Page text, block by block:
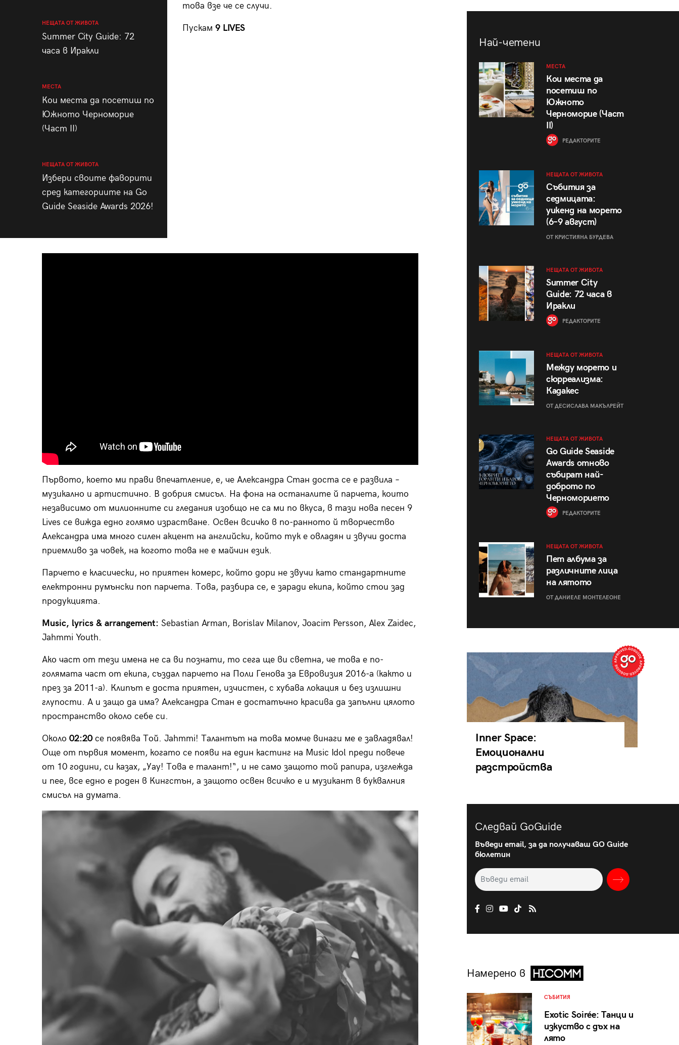
НЕЩАТА ОТ ЖИВОТА
Summer City Guide: 72
часа в Иракли
МЕСТА
Кои места да посетиш по
Южното Черноморие
(Част II)
НЕЩАТА ОТ ЖИВОТА
Избери своите фаворити
сред категориите на Go
Guide Seaside Awards 2026!
това взе че се случи.
Пускам 9 LIVES
Първото, което ми прави впечатление, е, че Александра Стан доста се е развила –
музикално и артистично. В добрия смисъл. На фона на останалите й парчета, които
независимо от милионните си гледания изобщо не са ми по вкуса, в тази нова песен 9
Lives се вижда едно голямо израстване. Освен всичко в по-ранното й творчество
Александра има много силен акцент на английски, който тук е овладян и звучи доста
приемливо за човек, на когото това не е майчин език.
Парчето е класически, но приятен комерс, който дори не звучи като стандартните
електронни румънски поп парчета. Това, разбира се, е заради екипа, който стои зад
продукцията.
Music, lyrics & arrangement: Sebastian Arman, Borislav Milanov, Joacim Persson, Alex Zaidec,
Jahmmi Youth.
Ако част от тези имена не са ви познати, то сега ще ви светна, че това е по-
голямата част от екипа, създал парчето на Поли Генова за Евровизия 2016-а (както и
през за 2011-а). Клипът е доста приятен, изчистен, с хубава локация и без излишни
глупости. А и защо да има? Александра Стан е достатъчно красива да запълни цялото
пространство около себе си.
Около 02:20се появява Той. Jahmmi! Талантът на това момче винаги ме е завладявал!
Още от първия момент, когато се появи на един кастинг на Music Idol преди повече
от 10 години, си казах, „Уау! Това е талант!“, и не само защото той рапира, изглежда
и пее, все едно е роден в Кингстън, а защото освен всичко е и музикант в буквалния
смисъл на думата.
Най-четени
МЕСТА
Кои места да
посетиш по
Южното
Черноморие (Част
II)
РЕДАКТОРИТЕ
НЕЩАТА ОТ ЖИВОТА
Събития за
седмицата:
уикенд на морето
(6–9 август)
ОТ КРИСТИЯНА БУРДЕВА
НЕЩАТА ОТ ЖИВОТА
Summer City
Guide: 72 часа в
Иракли
РЕДАКТОРИТЕ
НЕЩАТА ОТ ЖИВОТА
Между морето и
сюрреализма:
Кадакес
ОТ ДЕСИСЛАВА МАКЪЛРЕЙТ
НЕЩАТА ОТ ЖИВОТА
Go Guide Seaside
Awards отново
събират най-
доброто по
Черноморието
РЕДАКТОРИТЕ
НЕЩАТА ОТ ЖИВОТА
Пет албума за
различните лица
на лятото
ОТ ДАНИЕЛЕ МОНТЕЛЕОНЕ
Inner Space:
Емоционални
разстройства
Следвай GoGuide
Въведи email, за да получаваш GO Guide
бюлетин
Намерено в
СЪБИТИЯ
Exotic Soirée: Танци и
изкуство с дъх на
лято